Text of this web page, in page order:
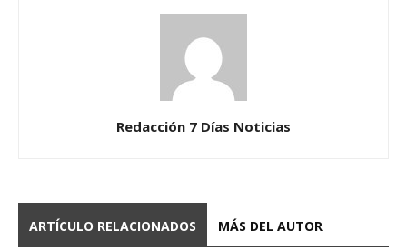
Redacción 7 Días Noticias
ARTÍCULO RELACIONADOS MÁS DEL AUTOR